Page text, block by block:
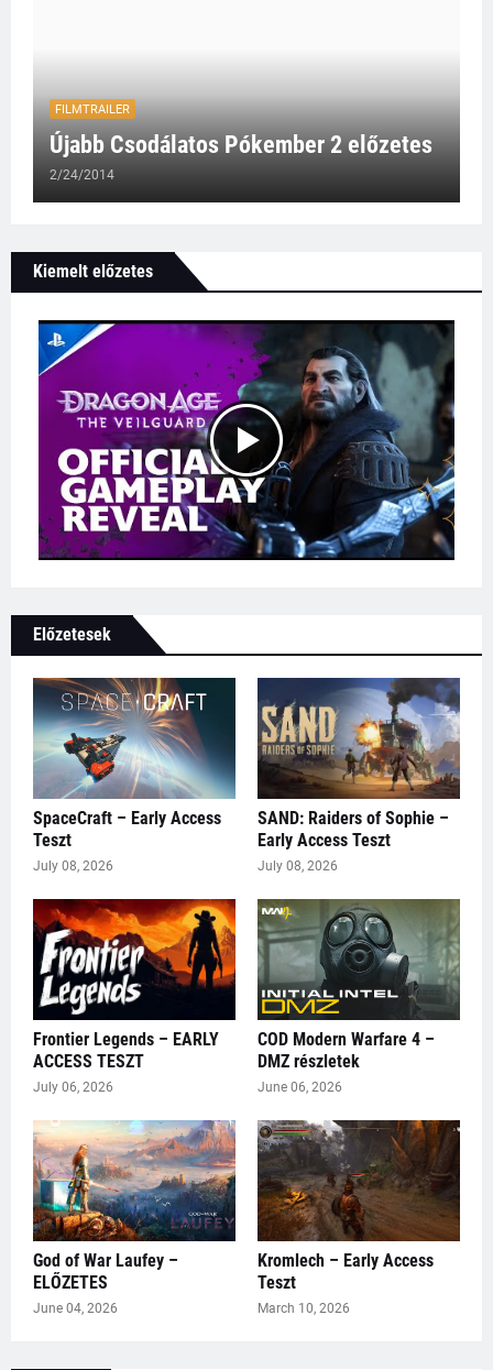
FILMTRAILER
Újabb Csodálatos Pókember 2 előzetes
2/24/2014
Kiemelt előzetes
Előzetesek
SpaceCraft – Early Access
Teszt
July 08, 2026
SAND: Raiders of Sophie –
Early Access Teszt
July 08, 2026
Frontier Legends – EARLY
ACCESS TESZT
July 06, 2026
COD Modern Warfare 4 –
DMZ részletek
June 06, 2026
God of War Laufey –
ELŐZETES
June 04, 2026
Kromlech – Early Access
Teszt
March 10, 2026